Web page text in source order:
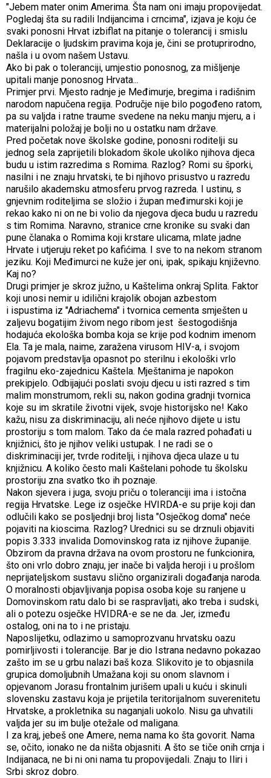
"Jebem mater onim Amerima. Šta nam oni imaju propovijedat.
Pogledaj šta su radili Indijancima i crncima", izjava je koju će
svaki ponosni Hrvat izbiflat na pitanje o tolerancij i smislu
Deklaracije o ljudskim pravima koja je, čini se protuprirodno,
našla i u ovom našem Ustavu.
Ako bi pak o toleranciji, umjestio ponosnog, za mišljenje
upitali manje ponosnog Hrvata...
Primjer prvi. Mjesto radnje je Međimurje, bregima i radišnim
narodom napučena regija. Područje nije bilo pogođeno ratom,
pa su valjda i ratne traume svedene na neku manju mjeru, a i
materijalni položaj je bolji no u ostatku nam države.
Pred početak nove školske godine, ponosni roditelji su
jednog sela zaprijetili blokadom škole ukoliko njihova djeca
budu u istim razredima s Romima. Razlog? Romi su šporki,
nasilni i ne znaju hrvatski, te bi njihovo prisustvo u razredu
narušilo akademsku atmosferu prvog razreda. I ustinu, s
gnjevnim roditeljima se složio i župan međimurski koji je
rekao kako ni on ne bi volio da njegova djeca budu u razredu
s tim Romima. Naravno, stranice crne kronike su svaki dan
pune članaka o Romima koji krstare ulicama, mlate jadne
Hrvate i utjeruju reket po kafićima. I sve to na nekom stranom
jeziku. Koji Međimurci ne kuže jer oni, ipak, spikaju književno.
Kaj no?
Drugi primjer je skroz južno, u Kaštelima onkraj Splita. Faktor
koji unosi nemir u idilični krajolik obojan azbestom
i ispustima iz "Adriachema" i tvornica cementa smješten u
zaljevu bogatijim živom nego ribom jest šestogodišnja
hodajuća ekološka bomba koja se krije pod kodnim imenom
Ela. Ta je mala, naime, zaražena virusom HIV-a, i svojom
pojavom predstavlja opasnot po sterilnu i ekološki vrlo
fragilnu eko-zajednicu Kaštela. Mještanima je napokon
prekipjelo. Odbijajući poslati svoju djecu u isti razred s tim
malim monstrumom, rekli su, nakon godina gradnji tvornica
koje su im skratile životni vijek, svoje historijsko ne! Kako
kažu, nisu za diskriminaciju, ali neće njihovo dijete u istu
prostoriju s tom malom. Tako da će mala razred pohađati u
knjižnici, što je njihov veliki ustupak. I ne radi se o
diskriminaciji jer, tvrde roditelji, i njihova djeca ulaze u tu
knjižnicu. A koliko često mali Kaštelani pohode tu školsku
prostoriju zna svatko tko ih poznaje.
Nakon sjevera i juga, svoju priču o toleranciji ima i istočna
regija Hrvatske. Lege iz osječke HVIRDA-e su prije koji dan
odlučili kako se posljednji broj lista "Osječkog doma" neće
pojaviti na kioscima. Razlog? Urednici su se drznuli objaviti
popis 3.333 invalida Domovinskog rata iz njihove županije.
Obzirom da pravna država na ovom prostoru ne funkcionira,
što oni vrlo dobro znaju, jer inače bi valjda heroji i u prošlom
neprijateljskom sustavu slično organizirali događanja naroda.
O moralnosti objavljivanja popisa osoba koje su ranjene u
Domovinskom ratu dalo bi se raspravljati, ako treba i sudski,
ali o potezu osječke HVIDRA-e se ne da. Jer, između
ostalog, oni na to i ne pristaju.
Naposlijetku, odlazimo u samoprozvanu hrvatsku oazu
pomirljivosti i tolerancije. Bar je dio Istrana nedavno pokazao
zašto im se u grbu nalazi baš koza. Slikovito je to objasnila
grupica domoljubnih Umažana koji su onom slavnom i
opjevanom Jorasu frontalnim jurišem upali u kuću i skinuli
slovensku zastavu koja je prijetila teritorijalnom suverenitetu
Hrvatske, a prokletnika su naganjali uokolo. Nisu ga uhvatili
valjda jer su im bulje otežale od maligana.
I za kraj, jebeš one Amere, nema nama ko šta govorit. Nama
se, očito, ionako ne da ništa objasniti. A što se tiče onih crnja i
Indijanaca, ne bi ni oni nama tu propovijedali. Znaju to Iliri i
Srbi skroz dobro.